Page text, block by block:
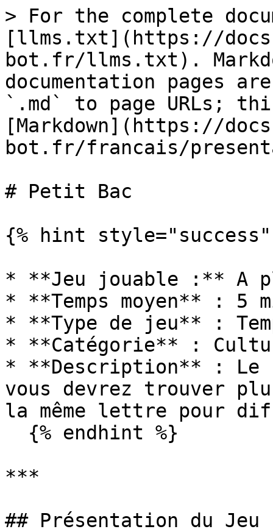
> For the complete
[llms.txt](https://
bot.fr/llms.txt).
documentation pages
`.md` to page URLs;
[Markdown](https://
bot.fr/francais/
# Petit Bac
{% hint style="success"
* **Jeu jouable :** A
* **Temps moyen** : 5
* **Type de jeu** :
* **Catégorie** :
* **Description** : Le
vous devrez trouver
la même lettre pour
***
## Présentation du Jeu